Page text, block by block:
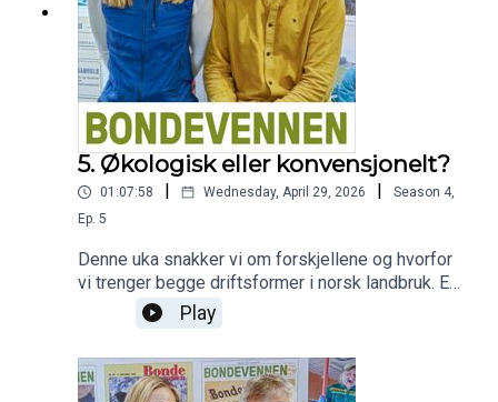
5. Økologisk eller konvensjonelt?
01:07:58 | Wednesday, April 29, 2026 | Season 4,
Ep. 5
Denne uka snakker vi om forskjellene og hvorfor
vi trenger begge driftsformer i norsk landbruk. Er
det nødvendig å sette driftsformene opp mot
hverandre? I denne episoden bidrar Ole-Kristian
Bergerud, økobonde og vara til styret i Norges
Bondelag. John Herman Wold-Hansen, som driver
Play